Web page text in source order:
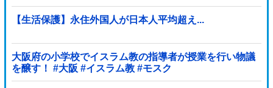
【生活保護】永住外国人が日本人平均超え...
大阪府の小学校でイスラム教の指導者が授業を行い物議
を醸す！ #大阪 #イスラム教 #モスク